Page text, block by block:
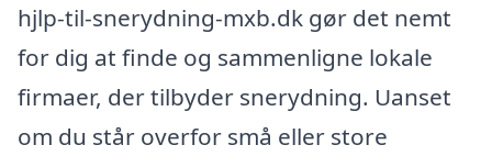
hjlp-til-snerydning-mxb.dk gør det nemt
for dig at finde og sammenligne lokale
firmaer, der tilbyder snerydning. Uanset
om du står overfor små eller store